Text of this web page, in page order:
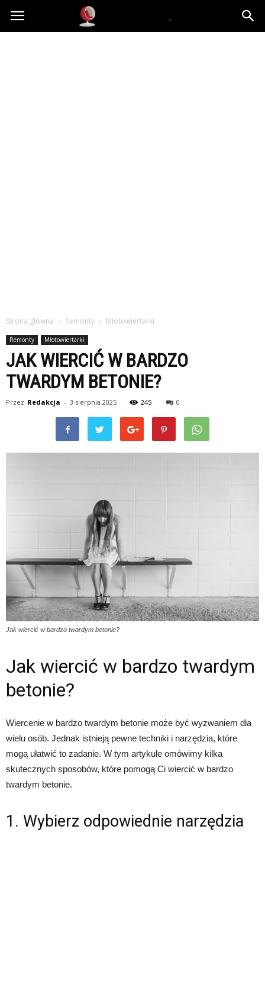
Dekoteria.pl
Strona główna Remonty Młotowiertarki
Remonty Młotowiertarki
JAK WIERCIĆ W BARDZO
TWARDYM BETONIE?
Przez Redakcja - 3 sierpnia 2025 245 0
Jak wiercić w bardzo twardym betonie?
Jak wiercić w bardzo twardym
betonie?
Wiercenie w bardzo twardym betonie może być wyzwaniem dla
wielu osób. Jednak istnieją pewne techniki i narzędzia, które
mogą ułatwić to zadanie. W tym artykule omówimy kilka
skutecznych sposobów, które pomogą Ci wiercić w bardzo
twardym betonie.
1. Wybierz odpowiednie narzędzia